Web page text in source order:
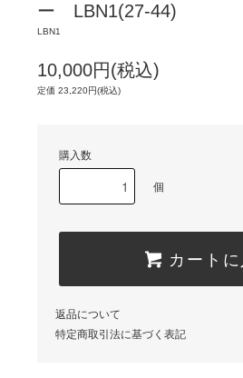
ー LBN1(27-44)
LBN1
10,000円(税込)
定価 23,220円(税込)
購入数
個
カート
返品について
特定商取引法に基づく表記